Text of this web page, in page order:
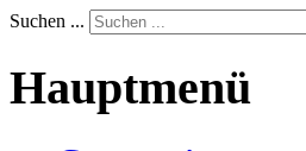
Suchen ...
Hauptmenü